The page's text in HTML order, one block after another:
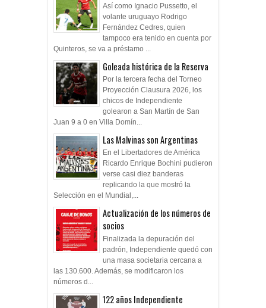
Así como Ignacio Pussetto, el
volante uruguayo Rodrigo
Fernández Cedres, quien
tampoco era tenido en cuenta por
Quinteros, se va a préstamo ...
Goleada histórica de la Reserva
Por la tercera fecha del Torneo
Proyección Clausura 2026, los
chicos de Independiente
golearon a San Martín de San
Juan 9 a 0 en Villa Domín...
Las Malvinas son Argentinas
En el Libertadores de América
Ricardo Enrique Bochini pudieron
verse casi diez banderas
replicando la que mostró la
Selección en el Mundial,...
Actualización de los números de
socios
Finalizada la depuración del
padrón, Independiente quedó con
una masa societaria cercana a
las 130.600. Además, se modificaron los
números d...
122 años Independiente